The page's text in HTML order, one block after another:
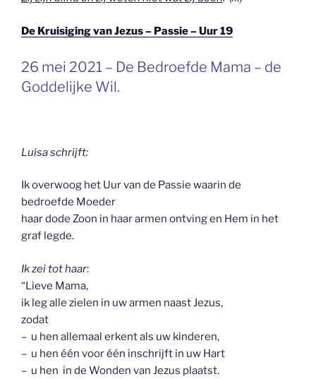
De Kruisiging van Jezus – Passie – Uur 19
GEPLAATST
OP
26 mei 2021 – De Bedroefde Mama – de
Goddelijke Wil.
Luisa schrijft:
Ik overwoog het Uur van de Passie waarin de
bedroefde Moeder
haar dode Zoon in haar armen ontving en Hem in het
graf legde.
Ik zei tot haar:
“Lieve Mama,
ik leg alle zielen in uw armen naast Jezus,
zodat
– u hen allemaal erkent als uw kinderen,
– u hen één voor één inschrijft in uw Hart
– u hen in de Wonden van Jezus plaatst.